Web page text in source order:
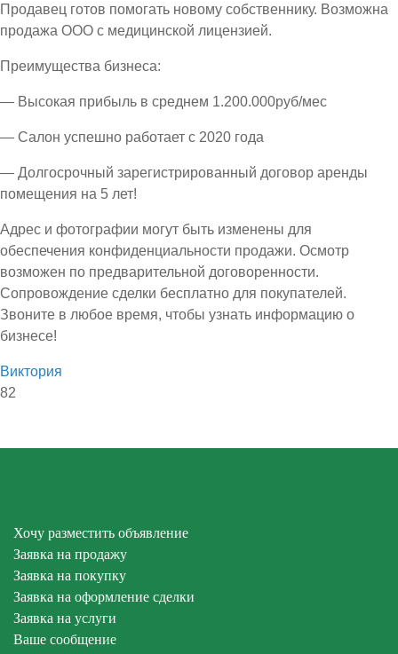
Продавец готов помогать новому собственнику. Возможна
продажа ООО с медицинской лицензией.
Преимущества бизнеса:
— Высокая прибыль в среднем 1.200.000руб/мес
— Салон успешно работает с 2020 года
— Долгосрочный зарегистрированный договор аренды
помещения на 5 лет!
Адрес и фотографии могут быть изменены для
обеспечения конфиденциальности продажи. Осмотр
возможен по предварительной договоренности.
Сопровождение сделки бесплатно для покупателей.
Звоните в любое время, чтобы узнать информацию о
бизнесе!
Виктория
82
Хочу разместить объявление
Заявка на продажу
Заявка на покупку
Заявка на оформление сделки
Заявка на услуги
Ваше сообщение